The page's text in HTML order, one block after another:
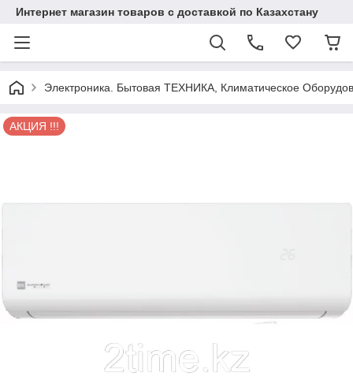
Интернет магазин товаров с доставкой по Казахстану
Электроника. Бытовая ТЕХНИКА, Климатическое
АКЦИЯ !!!